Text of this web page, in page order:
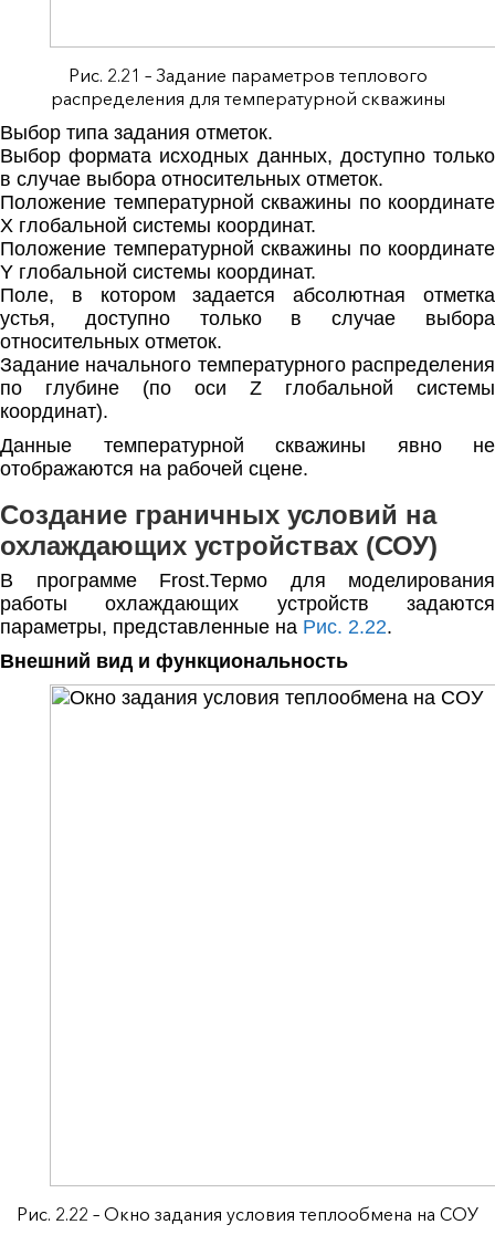
Рис. 2.21 – Задание параметров теплового
распределения для температурной скважины
Выбор типа задания отметок.
Выбор формата исходных данных, доступно только
в случае выбора относительных отметок.
Положение температурной скважины по координате
X глобальной системы координат.
Положение температурной скважины по координате
Y глобальной системы координат.
Поле, в котором задается абсолютная отметка
устья, доступно только в случае выбора
относительных отметок.
Задание начального температурного распределения
по глубине (по оси Z глобальной системы
координат).
Данные температурной скважины явно не
отображаются на рабочей сцене.
Создание граничных условий на
охлаждающих устройствах (СОУ)
В программе Frost.Термо для моделирования
работы охлаждающих устройств задаются
параметры, представленные на Рис. 2.22.
Внешний вид и функциональность
Рис. 2.22 – Окно задания условия теплообмена на СОУ